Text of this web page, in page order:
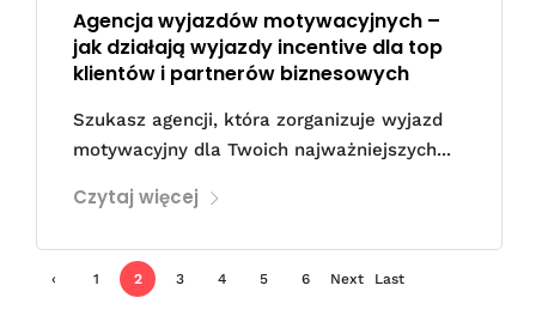
Agencja wyjazdów motywacyjnych –
jak działają wyjazdy incentive dla top
klientów i partnerów biznesowych
Szukasz agencji, która zorganizuje wyjazd
motywacyjny dla Twoich najważniejszych...
Czytaj więcej
‹ 1 2 3 4 5 6 Next Last